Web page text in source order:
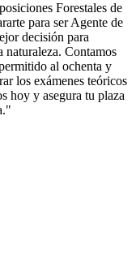
Forestales de
para ser Agente de
decisión para
naturaleza. Contamos
al ochenta y
los exámenes teóricos
hoy y asegura tu plaza
"